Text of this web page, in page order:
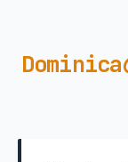
Dominica